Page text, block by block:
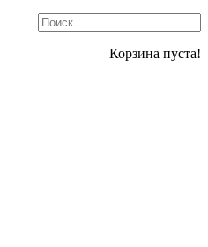
Корзина пуста!